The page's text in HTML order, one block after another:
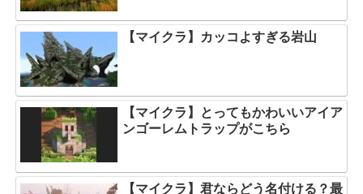
【マイクラ】カッコよすぎる岩山
【マイクラ】とってもかわいいアイア
ンゴーレムトラップがこちら
【マイクラ】君ならどう名付ける？最